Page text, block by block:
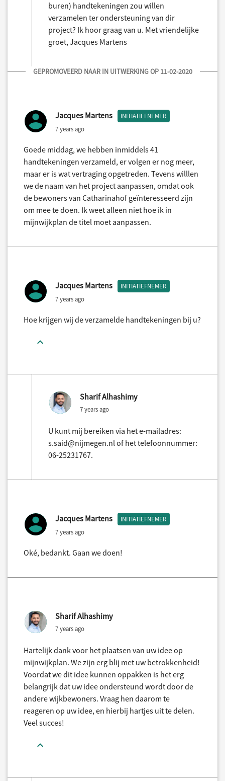
buren) handtekeningen zou willen
verzamelen ter ondersteuning van dir
project? Ik hoor graag van u. Met vriendelijke
groet, Jacques Martens
GEPROMOVEERD NAAR IN UITWERKING OP 11-02-2020
Jacques Martens INITIATIEFNEMER
7 years ago
Goede middag, we hebben inmiddels 41
handtekeningen verzameld, er volgen er nog meer,
maar er is wat vertraging opgetreden. Tevens willlen
we de naam van het project aanpassen, omdat ook
de bewoners van Catharinahof geïnteresseerd zijn
om mee te doen. Ik weet alleen niet hoe ik in
mijnwijkplan de titel moet aanpassen.
Jacques Martens INITIATIEFNEMER
7 years ago
Hoe krijgen wij de verzamelde handtekeningen bij u?
Sharif Alhashimy
7 years ago
U kunt mij bereiken via het e-mailadres:
s.said@nijmegen.nl of het telefoonnummer:
06-25231767.
Jacques Martens INITIATIEFNEMER
7 years ago
Oké, bedankt. Gaan we doen!
Sharif Alhashimy
7 years ago
Hartelijk dank voor het plaatsen van uw idee op
mijnwijkplan. We zijn erg blij met uw betrokkenheid!
Voordat we dit idee kunnen oppakken is het erg
belangrijk dat uw idee ondersteund wordt door de
andere wijkbewoners. Vraag hen daarom te
reageren op uw idee, en hierbij hartjes uit te delen.
Veel succes!